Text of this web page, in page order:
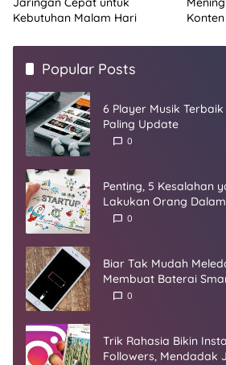
Kebutuhan Malam Hari
Popular Posts
6 Player Musik
Paling Update
0
Penting, 5 Kesalahan
Lakukan Orang
Startup
0
Biar Tak Mudah
Membuat Baterai
Umur
0
Trik Rahasia Bikin
Followers, Mendadak